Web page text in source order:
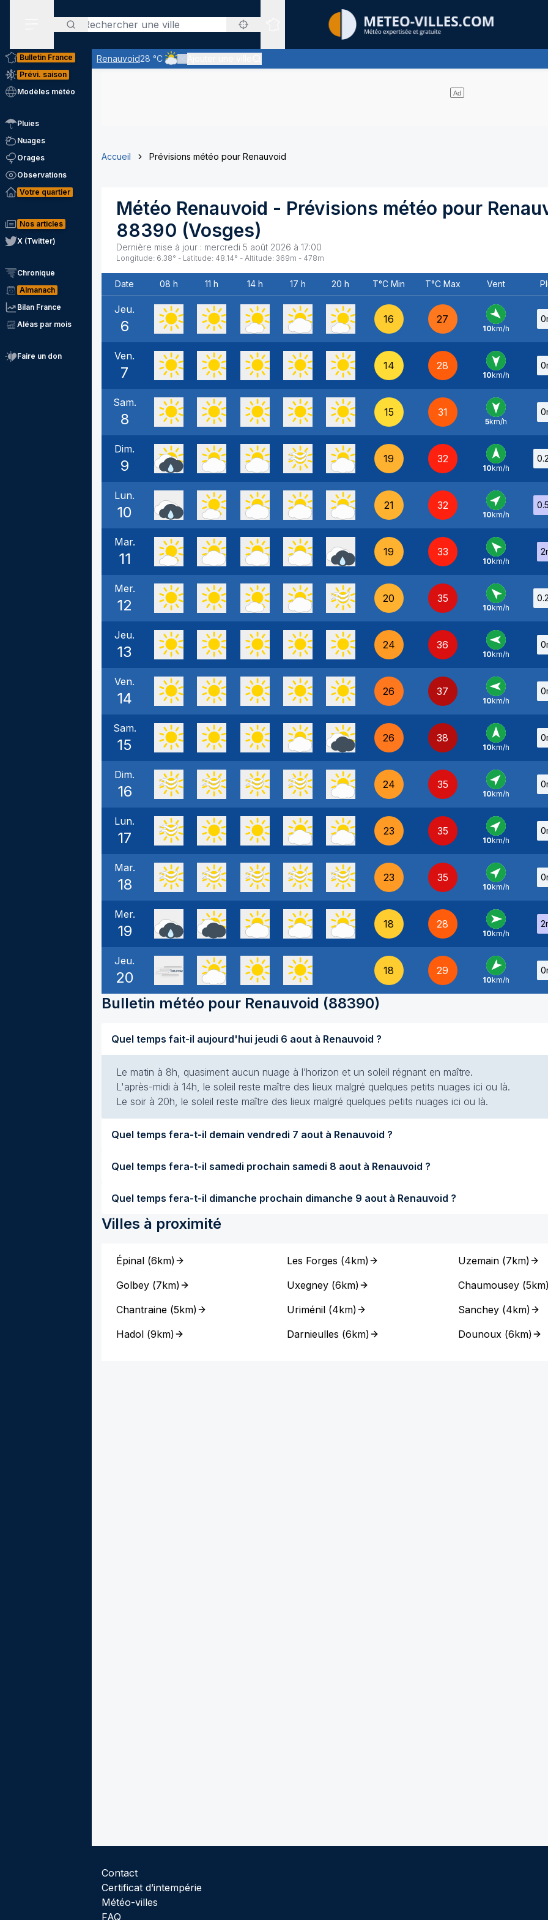
Rechercher
Sites expertis&eacute;s
Renauvoid28 °C
Ciel nuageux - les éclaircies et les nuages se partagent le ciel - pas de pluie
Bulletin France
Prévi. saison
Modèles météo
Pluies
Nuages
Orages
Observations
Votre quartier
Nos articles
X (Twitter)
Chronique
Almanach
Bilan France
Aléas par mois
Faire un don
Accueil Prévisions météo pour Renauvoid
Météo Renauvoid - Prévisions météo pour
88390 (Vosges)
Dernière mise à jour : mercredi 5 août 2026 à 17:00
Longitude: 6.38° - Latitude: 48.14° - Altitude: 369m - 478m
Date 08 h 11 h 14 h 17 h 20 h T°C Min T°C Max Vent
Jeu.
6 16 27
NO -
10km/h
Ven.
7 14 28
N -
10km/h
Sam.
8 15 31
N -
5km/h
Dim.
9 19 32
S -
10km/h
Lun.
10 21 32
SO -
10km/h
Mar.
11 19 33
SE -
10km/h
Mer.
12 20 35
SE -
10km/h
Jeu.
13 24 36
E -
10km/h
Ven.
14 26 37
E -
10km/h
Sam.
15 26 38
S -
10km/h
Dim.
16 24 35
SO -
10km/h
Lun.
17 23 35
SO -
10km/h
Mar.
18 23 35
SO -
10km/h
Mer.
19 18 28
O -
10km/h
Jeu.
20 18 29
NE -
10km/h
Bulletin météo pour Renauvoid (88390)
Quel temps fait-il aujourd'hui jeudi 6 aout à Renauvoid ?
Le matin à 8h, quasiment aucun nuage à l’horizon et un soleil régnant en maître.
L'après-midi à 14h, le soleil reste maître des lieux malgré quelques petits nuages ici ou là.
Le soir à 20h, le soleil reste maître des lieux malgré quelques petits nuages ici ou là.
Quel temps fera-t-il demain vendredi 7 aout à Renauvoid ?
Quel temps fera-t-il samedi prochain samedi 8 aout à Renauvoid ?
Quel temps fera-t-il dimanche prochain dimanche 9 aout à Renauvoid ?
Villes à proximité
Épinal (6km)
Golbey (7km)
Chantraine (5km)
Hadol (9km)
Les Forges (4km)
Uxegney (6km)
Uriménil (4km)
Darnieulles (6km)
Uzemain(7km)
Chaumousey(5km
Sanchey(4km)
Dounoux(6km)
Contact
Certificat d’intempérie
Météo-villes
FAQ